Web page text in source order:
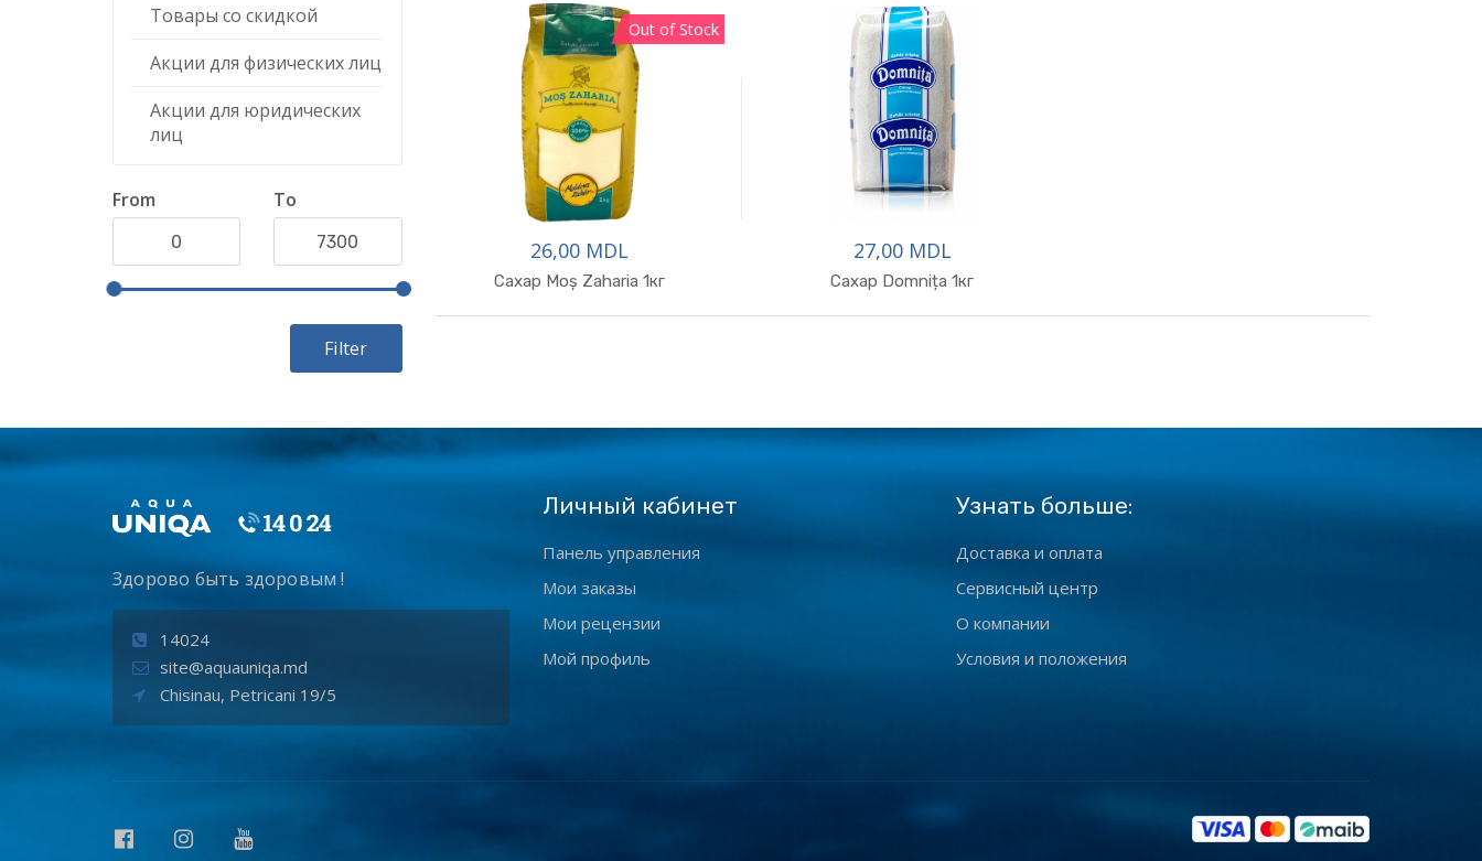
Товары со скидкой
Акции для физических лиц
Акции для юридических
лиц
From To
Filter
Out of Stock
26,00 MDL
Сахар Moș Zaharia 1кг
27,00 MDL
Сахар Domnița 1кг
Здорово быть здоровым !
14024
site@aquauniqa.md
Chisinau, Petricani 19/5
Личный кабинет
Панель управления
Мои заказы
Мои рецензии
Мой профиль
Узнать больше:
Доставка и оплата
Сервисный центр
О компании
Условия и положения